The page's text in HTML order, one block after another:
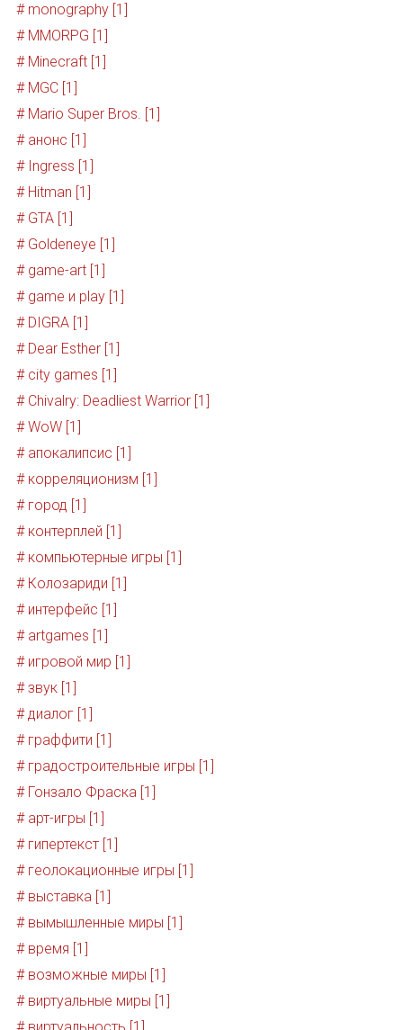
# monography [1]
# MMORPG [1]
# Minecraft [1]
# MGC [1]
# Mario Super Bros. [1]
# анонс [1]
# Ingress [1]
# Hitman [1]
# GTA [1]
# Goldeneye [1]
# game-art [1]
# game и play [1]
# DIGRA [1]
# Dear Esther [1]
# city games [1]
# Chivalry: Deadliest Warrior [1]
# WoW [1]
# апокалипсис [1]
# корреляционизм [1]
# город [1]
# контерплей [1]
# компьютерные игры [1]
# Колозариди [1]
# интерфейс [1]
# artgames [1]
# игровой мир [1]
# звук [1]
# диалог [1]
# граффити [1]
# градостроительные игры [1]
# Гонзало Фраска [1]
# арт-игры [1]
# гипертекст [1]
# геолокационные игры [1]
# выставка [1]
# вымышленные миры [1]
# время [1]
# возможные миры [1]
# виртуальные миры [1]